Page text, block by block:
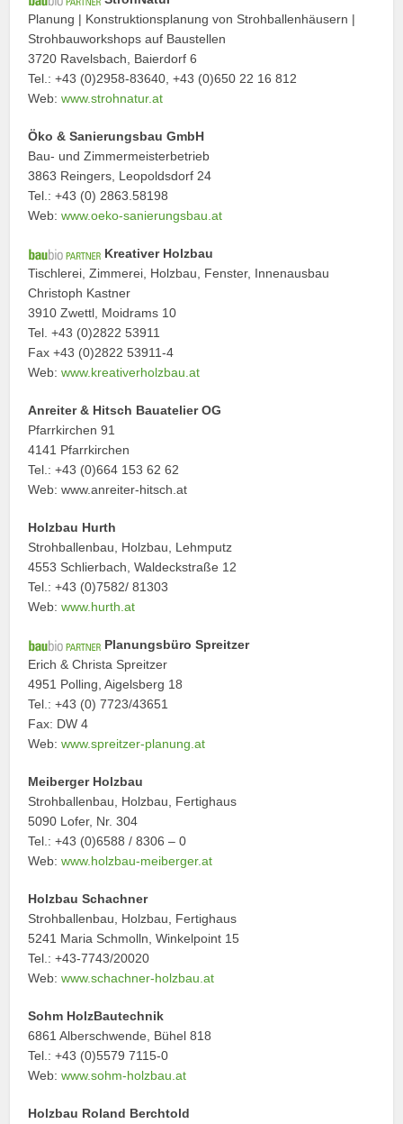
Planung | Konstruktionsplanung von Strohballenhäusern |
Strohbauworkshops auf Baustellen
3720 Ravelsbach, Baierdorf 6
Tel.: +43 (0)2958-83640, +43 (0)650 22 16 812
Web:www.strohnatur.at
Öko & Sanierungsbau GmbH
Bau- und Zimmermeisterbetrieb
3863 Reingers, Leopoldsdorf 24
Tel.: +43 (0) 2863.58198
Web:www.oeko-sanierungsbau.at
Kreativer Holzbau
Tischlerei, Zimmerei, Holzbau, Fenster, Innenausbau
Christoph Kastner
3910 Zwettl, Moidrams 10
Tel. +43 (0)2822 53911
Fax +43 (0)2822 53911-4
Web:www.kreativerholzbau.at
Anreiter& Hitsch Bauatelier OG
Pfarrkirchen 91
4141 Pfarrkirchen
Tel.: +43 (0)664 153 62 62
Web: www.anreiter-hitsch.at
Holzbau Hurth
Strohballenbau, Holzbau, Lehmputz
4553 Schlierbach, Waldeckstraße 12
Tel.: +43 (0)7582/ 81303
Web:www.hurth.at
Planungsbüro Spreitzer
Erich & Christa Spreitzer
4951 Polling, Aigelsberg 18
Tel.: +43 (0) 7723/43651
Fax: DW 4
Web:www.spreitzer-planung.at
Meiberger Holzbau
Strohballenbau, Holzbau, Fertighaus
5090 Lofer, Nr. 304
Tel.: +43 (0)6588 / 8306 – 0
Web:www.holzbau-meiberger.at
Holzbau Schachner
Strohballenbau, Holzbau, Fertighaus
5241 Maria Schmolln, Winkelpoint 15
Tel.: +43-7743/20020
Web:www.schachner-holzbau.at
Sohm HolzBautechnik
6861 Alberschwende, Bühel 818
Tel.: +43 (0)5579 7115-0
Web:www.sohm-holzbau.at
Holzbau Roland Berchtold